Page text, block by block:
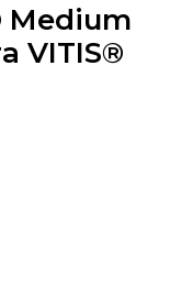
Medium
VITIS®